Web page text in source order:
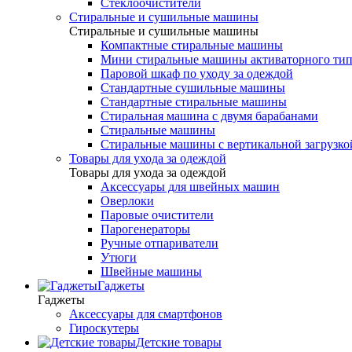
Стеклоочистители
Стиральные и сушильные машины
Стиральные и сушильные машины
Компактные стиральные машины
Мини стиральные машины активаторного
Паровой шкаф по уходу за одеждой
Стандартные сушильные машины
Стандартные стиральные машины
Стиральная машина с двумя барабанами
Стиральные машины
Стиральные машины с вертикальной
Товары для ухода за одеждой
Товары для ухода за одеждой
Аксессуары для швейных машин
Оверлоки
Паровые очистители
Парогенераторы
Ручные отпариватели
Утюги
Швейные машины
Гаджеты
Гаджеты
Аксессуары для смартфонов
Гироскутеры
Детские товары